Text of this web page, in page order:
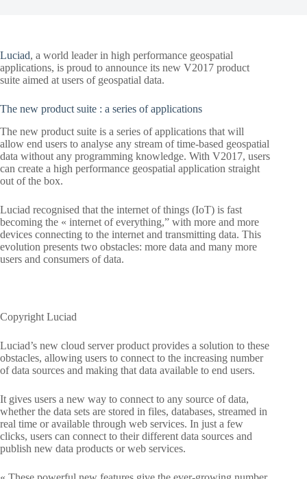
Luciad, a world leader in high performance geospatial
applications, is proud to announce its new V2017 product
suite aimed at users of geospatial data.
The new product suite : a series of applications
The new product suite is a series of applications that will
allow end users to analyse any stream of time-based geospatial
data without any programming knowledge. With V2017, users
can create a high performance geospatial application straight
out of the box.
Luciad recognised that the internet of things (IoT) is fast
becoming the « internet of everything,” with more and more
devices connecting to the internet and transmitting data. This
evolution presents two obstacles: more data and many more
users and consumers of data.
Copyright Luciad
Luciad’s new cloud server product provides a solution to these
obstacles, allowing users to connect to the increasing number
of data sources and making that data available to end users.
It gives users a new way to connect to any source of data,
whether the data sets are stored in files, databases, streamed in
real time or available through web services. In just a few
clicks, users can connect to their different data sources and
publish new data products or web services.